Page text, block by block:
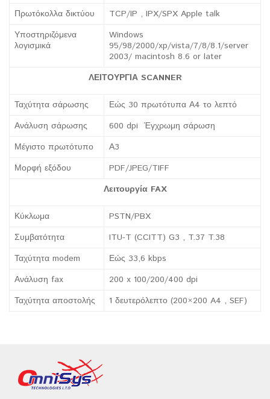
Πρωτόκολλα δικτύου
TCP/IP , IPX/SPX Apple talk
Υποστηριζόμενα
λογισμικά
Windows
95/98/2000/xp/vista/7/8/8.1/server
2003/ macintosh 8.6 or later
ΛΕΙΤΟΥΡΓΙΑ SCANNER
Ταχύτητα σάρωσης
Εώς 30 πρωτότυπα Α4 το λεπτό
Ανάλυση σάρωσης
600 dpi Έγχρωμη σάρωση
Μέγιστο πρωτότυπο
Α3
Μορφή εξόδου
PDF/JPEG/TIFF
Λειτουργία FAX
Κύκλωμα
PSTN/PBX
Συμβατότητα
ITU-T (CCITT) G3 , T.37 T.38
Ταχύτητα modem
Εώς 33,6 kbps
Ανάλυση fax
200 x 100/200/400 dpi
Ταχύτητα αποστολής
1 δευτερόλεπτο (200×200 A4 , SEF)